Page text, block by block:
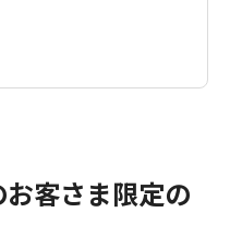
客さま限定の